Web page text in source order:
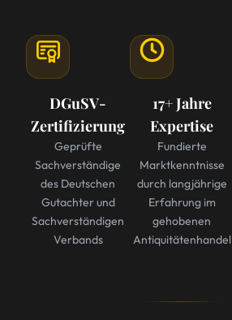
DGuSV-
Zertifizierung
Geprüfte
Sachverständige
des Deutschen
Gutachter und
Sachverständigen
Verbands
17+ Jahre
Expertise
Fundierte
Marktkenntnisse
durch langjährige
Erfahrung im
gehobenen
Antiquitätenhandel